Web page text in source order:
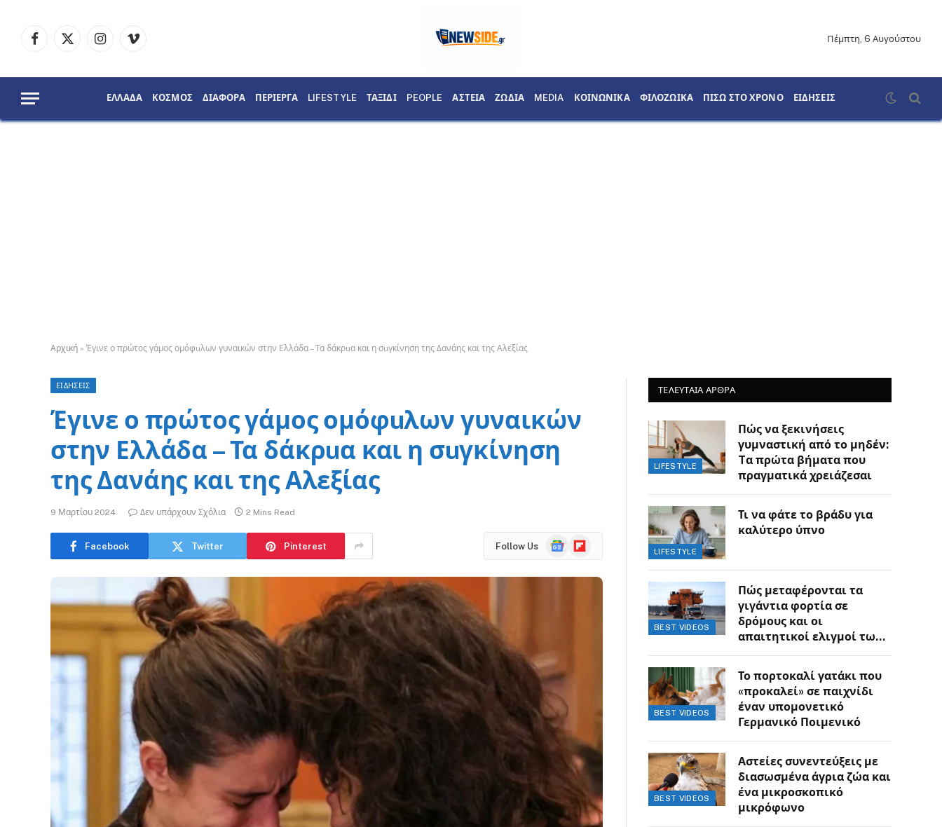
Facebook
X
InstagramVimeo
Πέμπτη, 6 Αυγούστου
ΕΛΛΑΔΑ ΚΟΣΜΟΣ ΔΙΑΦΟΡΑ ΠΕΡΙΕΡΓΑ LIFESTYLE ΤΑΞΙΔΙ PEOPLE ΑΣΤΕΙΑ ΖΩΔΙΑ MEDIA ΚΟΙΝΩΝΙΚΑ ΦΙΛΟΖΩΙΚΑ ΠΙΣΩ ΣΤΟ ΧΡΟΝΟ ΕΙΔΗΣΕΙΣ
Αρχική » Έγινε ο πρώτος γάμος ομόφuλων γυναικών στην Ελλάδα – Τα δάκρuα και η σuγκίνηση της Δανάης και της Αλεξίας
ΕΙΔΗΣΕΙΣ
Έγινε ο πρώτος γάμος ομόφuλων γυναικών
στην Ελλάδα – Τα δάκρuα και η σuγκίνηση
της Δανάης και της Αλεξίας
9 Μαρτίου 2024 Δεν υπάρχουν Σχόλια 2 Mins Read
Facebook Twitter Pinterest Follow Us
GoogleFlipboard
ΤΕΛΕΥΤΑΙΑ ΑΡΘΡΑ
LIFESTYLE
Πώς να ξεκινήσεις
γυμναστική από το μηδέν:
Tα πρώτα βήματα που
πραγματικά χρειάζεσαι
LIFESTYLE
Τι να φάτε το βράδυ για
καλύτερο ύπνο
BEST VIDEOS
Πώς μεταφέρονται τα
γιγάντια φορτία σε
δρόμους και οι
απαιτητικοί ελιγμοί των
BEST VIDEOS
Το πορτοκαλί γατάκι που
«προκαλεί» σε παιχνίδι
έναν υπομονετικό
Γερμανικό Ποιμενικό
BEST VIDEOS
Αστείες συνεντεύξεις με
διασωσμένα άγρια ζώα και
ένα μικροσκοπικό
μικρόφωνο